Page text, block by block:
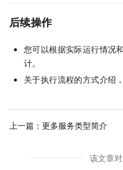
后续操作
您可以根据实际运行情况
计。
关于执行流程的方式介绍
上一篇： 更多服务类型简介
该文章